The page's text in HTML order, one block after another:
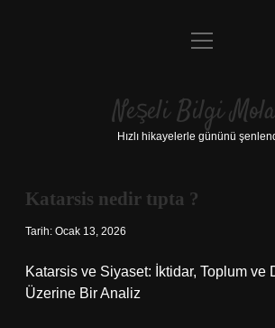
Anasayfa
Yasal Uyarı
menüyü
Neşeli Bilgi
Hızlı hikayelerle gününü
Katarsis nedir tıpta ?
Tarih: Ocak 13, 2026
Katarsis ve Siyaset: İktidar, Toplum ve
Üzerine Bir Analiz